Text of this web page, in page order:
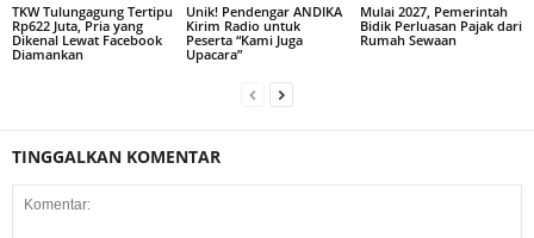
TKW Tulungagung Tertipu
Rp622 Juta, Pria yang
Dikenal Lewat Facebook
Diamankan
Unik! Pendengar ANDIKA
Kirim Radio untuk
Peserta “Kami Juga
Upacara”
Mulai 2027, Pemerintah
Bidik Perluasan Pajak dari
Rumah Sewaan
TINGGALKAN KOMENTAR